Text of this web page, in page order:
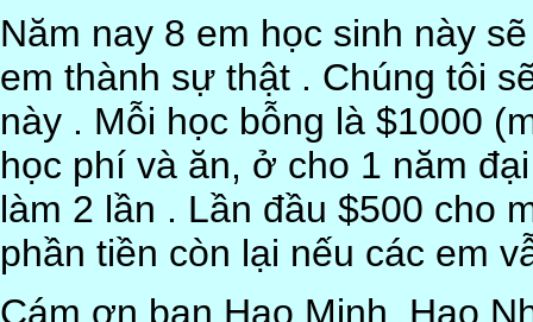
Năm nay 8 em học sinh này
em thành sự thật . Chúng tôi
này . Mỗi học bỗng là $1000
học phí và ăn, ở cho 1 năm
làm 2 lần . Lần đầu $500 cho
phần tiền còn lại nếu các em
Cám ơn bạn Hạo Minh, Hạo